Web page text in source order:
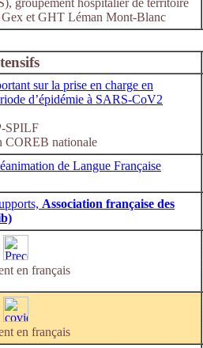
groupement hospitalier de territoire
et GHT Léman Mont-Blanc
sur la prise en charge en
d’épidémie à SARS-CoV2
SPILF
COREB nationale
de Langue Française
Association française des
en français
en français